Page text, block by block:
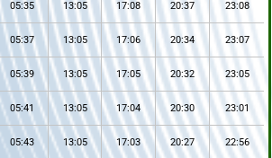
05:35 13:05 17:08 20:37 23:08
05:37 13:05 17:06 20:34 23:07
05:39 13:05 17:05 20:32 23:05
05:41 13:05 17:04 20:30 23:01
05:43 13:05 17:03 20:27 22:56